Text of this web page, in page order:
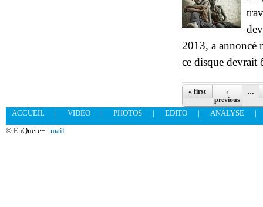
2013, a annoncé
ce disque devrait
Pages
« first
‹
previous
…
ACCUEIL | VIDEO | PHOTOS | EDITO | ANALYSE
|
© EnQuete+ | mail